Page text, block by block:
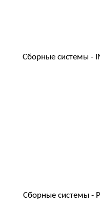
Сборные системы -
Сборные системы -